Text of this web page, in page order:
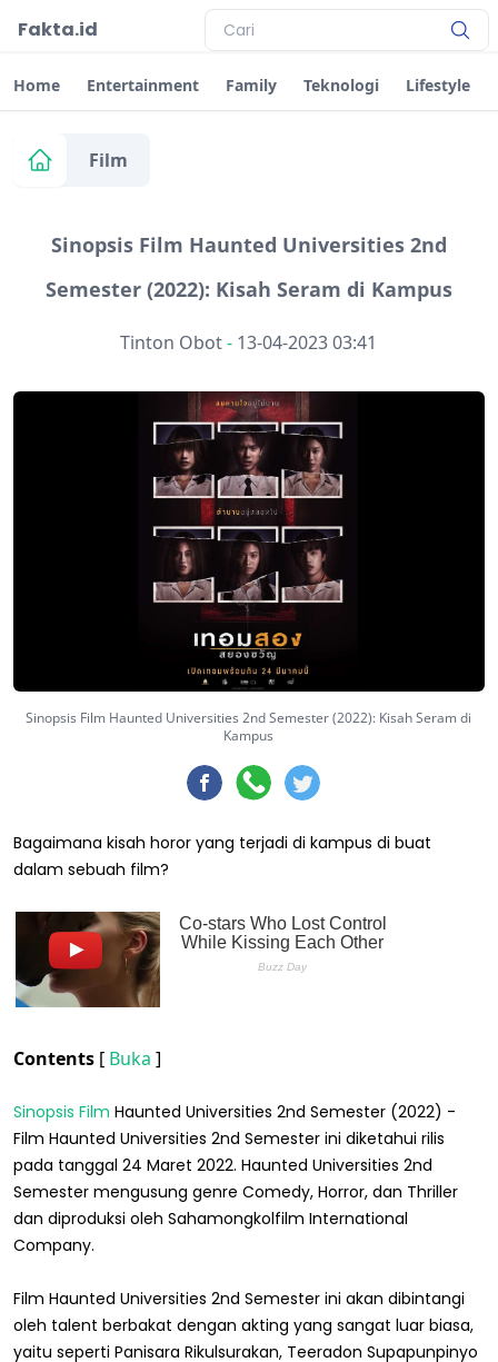
Fakta.id
Home Entertainment Family Teknologi Lifestyle
Film
Sinopsis Film Haunted Universities 2nd
Semester (2022): Kisah Seram di Kampus
Tinton Obot- 13-04-2023 03:41
Sinopsis Film Haunted Universities 2nd Semester (2022): Kisah Seram di
Kampus
Bagaimana kisah horor yang terjadi di kampus di buat
dalam sebuah film?
Contents [ Buka ]
Sinopsis Film Haunted Universities 2nd Semester (2022) -
Film Haunted Universities 2nd Semester ini diketahui rilis
pada tanggal 24 Maret 2022. Haunted Universities 2nd
Semester mengusung genre Comedy, Horror, dan Thriller
dan diproduksi oleh Sahamongkolfilm International
Company.
Film Haunted Universities 2nd Semester ini akan dibintangi
oleh talent berbakat dengan akting yang sangat luar biasa,
yaitu seperti Panisara Rikulsurakan, Teeradon Supapunpinyo